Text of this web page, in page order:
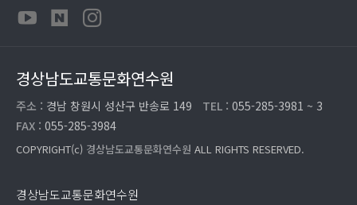
경상남도교통문화연수원
주소 : 경남 창원시 성산구 반송로 149 TEL : 055-285-3981 ~ 3
FAX : 055-285-3984
COPYRIGHT(c) 경상남도교통문화연수원 ALL RIGHTS RESERVED.
경상남도교통문화연수원